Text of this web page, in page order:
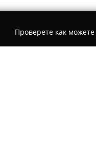
Проверете как